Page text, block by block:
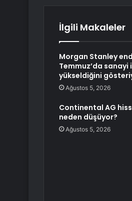
İlgili Makaleler
Morgan Stanley
Temmuz’da sanayi
yükseldiğini
Ağustos 5, 2026
Continental AG
neden düşüyor?
Ağustos 5, 2026